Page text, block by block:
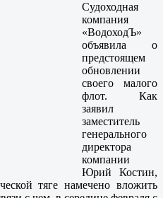
Судоходная
компания
«ВодоходЪ»
объявила о
предстоящем
обновлении
своего малого
флот. Как
заявил
заместитель
генерального
директора
компании
Юрий Костин,
тяге намечено вложить